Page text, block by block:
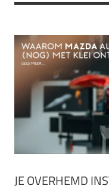
JE OVERHEMD